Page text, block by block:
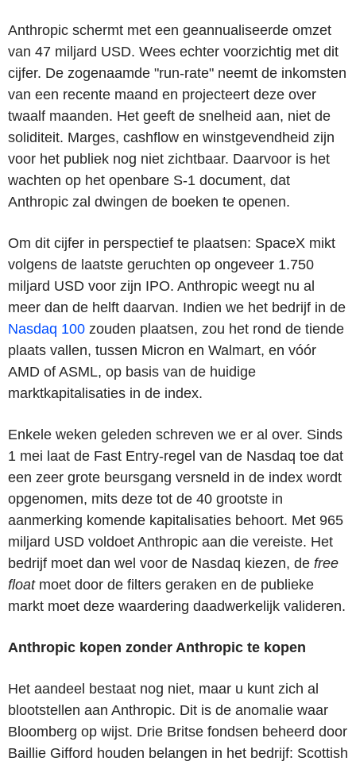
Anthropic schermt met een geannualiseerde omzet
van 47 miljard USD. Wees echter voorzichtig met dit
cijfer. De zogenaamde "run-rate" neemt de inkomsten
van een recente maand en projecteert deze over
twaalf maanden. Het geeft de snelheid aan, niet de
soliditeit. Marges, cashflow en winstgevendheid zijn
voor het publiek nog niet zichtbaar. Daarvoor is het
wachten op het openbare S-1 document, dat
Anthropic zal dwingen de boeken te openen.
Om dit cijfer in perspectief te plaatsen: SpaceX mikt
volgens de laatste geruchten op ongeveer 1.750
miljard USD voor zijn IPO. Anthropic weegt nu al
meer dan de helft daarvan. Indien we het bedrijf in de
Nasdaq 100 zouden plaatsen, zou het rond de tiende
plaats vallen, tussen Micron en Walmart, en vóór
AMD of ASML, op basis van de huidige
marktkapitalisaties in de index.
Enkele weken geleden schreven we er al over. Sinds
1 mei laat de Fast Entry-regel van de Nasdaq toe dat
een zeer grote beursgang versneld in de index wordt
opgenomen, mits deze tot de 40 grootste in
aanmerking komende kapitalisaties behoort. Met 965
miljard USD voldoet Anthropic aan die vereiste. Het
bedrijf moet dan wel voor de Nasdaq kiezen, de free
floatmoet door de filters geraken en de publieke
markt moet deze waardering daadwerkelijk valideren.
Anthropic kopen zonder Anthropic te kopen
Het aandeel bestaat nog niet, maar u kunt zich al
blootstellen aan Anthropic. Dit is de anomalie waar
Bloomberg op wijst. Drie Britse fondsen beheerd door
Baillie Gifford houden belangen in het bedrijf: Scottish